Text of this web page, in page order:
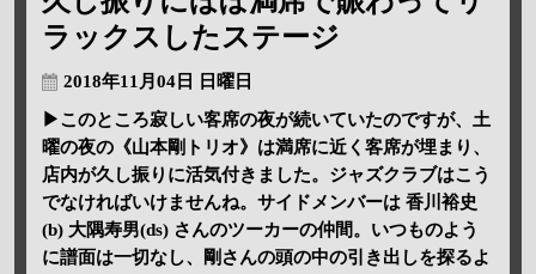
ラックスしたステージ
2018年11月04日 日曜日
▶このところ寂しい客席の夜が続いていたのですが、土
曜の夜の《山本剛トリオ》は満席に近く客席が埋まり、
店内が久し振りに活気付きました。ジャズクラブはこう
でなければいけませんね。サイドメンバーは 香川裕史
(b) 大隅寿男(ds) さんのツーカーの仲間。いつものよう
に譜面は一切なし、剛さんの頭の中の引き出しを探るよ